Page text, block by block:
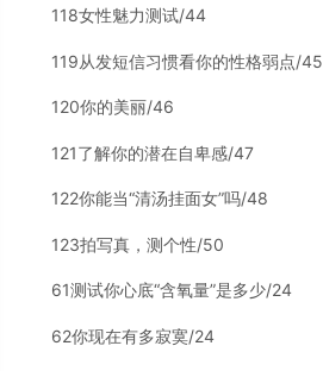
118女性魅力测试/44
119从发短信习惯看你的性格弱点/45
120你的美丽/46
121了解你的潜在自卑感/47
122你能当“清汤挂面女”吗/48
123拍写真，测个性/50
61测试你心底“含氧量”是多少/24
62你现在有多寂寞/24